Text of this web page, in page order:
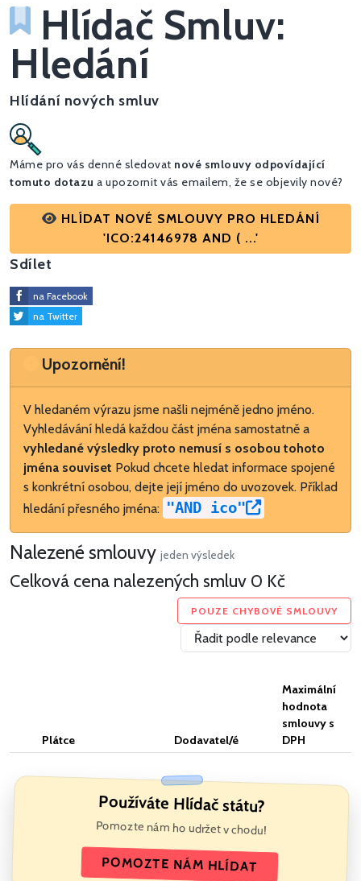
Hlídač Smluv:
Hledání
Hlídání nových smluv
Máme pro vás denné sledovat nové smlouvy odpovídající
tomuto dotazu a upozornit vás emailem, že se objevily nové?
HLÍDAT NOVÉ SMLOUVY PRO HLEDÁNÍ
'ICO:24146978 AND ( ...'
Sdílet
na Facebook
na Twitter
Upozornění
Upozornění!
V hledaném výrazu jsme našli nejméně jedno jméno.
Vyhledávání hledá každou část jména samostatně a
vyhledané výsledky proto nemusí s osobou tohoto
jména souviset Pokud chcete hledat informace spojené
s konkrétní osobou, dejte její jméno do uvozovek. Příklad
hledání přesného jména: "AND ico"
Nalezené smlouvy jeden výsledek
Celková cena nalezených smluv 0 Kč
POUZE CHYBOVÉ SMLOUVY
Plátce Dodavatel/é
Maximální
hodnota
smlouvy s
DPH
Používáte Hlídač státu?
Pomozte nám ho udržet v chodu!
POMOZTE NÁM HLÍDAT